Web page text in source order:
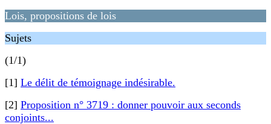
Lois, propositions de lois
Sujets
(1/1)
[1] Le délit de témoignage indésirable.
[2] Proposition n° 3719 : donner pouvoir aux seconds
conjoints...